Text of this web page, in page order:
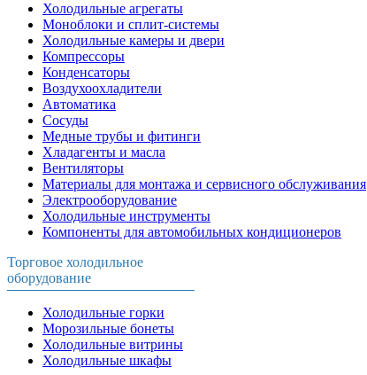
Холодильные агрегаты
Моноблоки и сплит-системы
Холодильные камеры и двери
Компрессоры
Конденсаторы
Воздухоохладители
Автоматика
Сосуды
Медные трубы и фитинги
Хладагенты и масла
Вентиляторы
Материалы для монтажа и сервисного обслуживания
Электрооборудование
Холодильные инструменты
Компоненты для автомобильных кондиционеров
Торговое холодильное
оборудование
Холодильные горки
Морозильные бонеты
Холодильные витрины
Холодильные шкафы